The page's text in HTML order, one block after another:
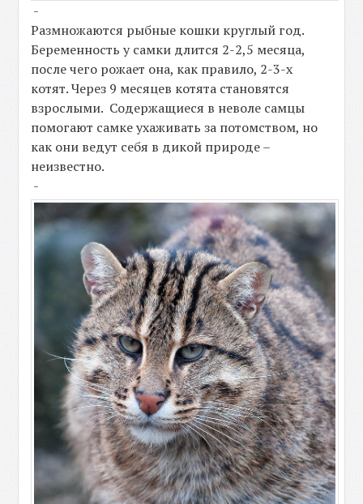
-
Размножаются рыбные кошки круглый год.
Беременность у самки длится 2-2,5 месяца,
после чего рожает она, как правило, 2-3-х
котят. Через 9 месяцев котята становятся
взрослыми. Содержащиеся в неволе самцы
помогают самке ухаживать за потомством, но
как они ведут себя в дикой природе –
неизвестно.
-